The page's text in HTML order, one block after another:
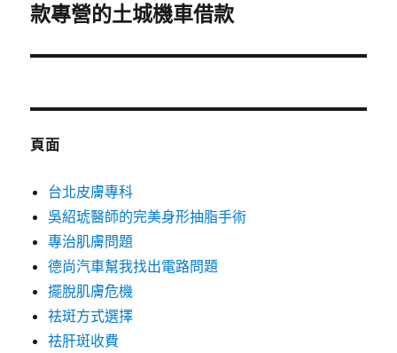
一
文
款專營的土城機車借款
頁面
台北皮膚專科
吳紹琥醫師的完美身形抽脂手術
專治肌膚問題
德尚汽車幫我找出電路問題
擺脫肌膚危機
祛斑方式選擇
祛肝斑收費